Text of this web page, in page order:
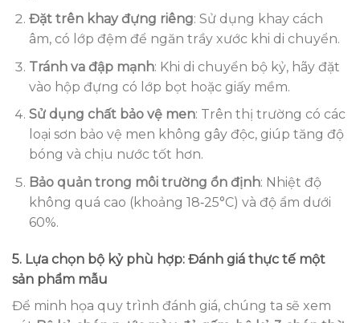
Đặt trên khay đựng riêng: Sử dụng khay cách
âm, có lớp đệm để ngăn trầy xước khi di chuyển.
Tránh va đập mạnh: Khi di chuyển bộ kỷ, hãy đặt
vào hộp đựng có lớp bọt hoặc giấy mềm.
Sử dụng chất bảo vệ men: Trên thị trường có các
loại sơn bảo vệ men không gây độc, giúp tăng độ
bóng và chịu nước tốt hơn.
Bảo quản trong môi trường ổn định: Nhiệt độ
không quá cao (khoảng 18‑25°C) và độ ẩm dưới
60%.
5. Lựa chọn bộ kỷ phù hợp: Đánh giá thực tế một
sản phẩm mẫu
Để minh họa quy trình đánh giá, chúng ta sẽ xem